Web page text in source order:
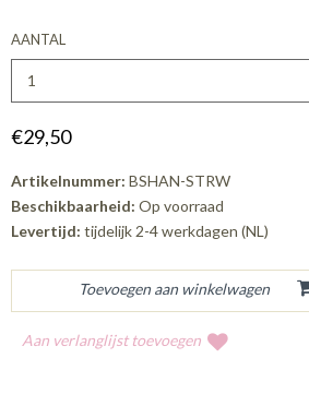
AANTAL
€29,50
Artikelnummer: BSHAN-STRW
Beschikbaarheid: Op voorraad
Levertijd: tijdelijk 2-4 werkdagen (NL)
Aan verlanglijst toevoegen